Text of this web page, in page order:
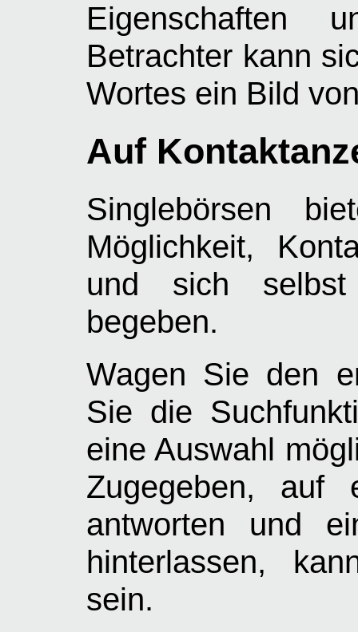
Eigenschaften
Betrachter kann
Wortes ein Bild
Auf
Singlebörsen
Möglichkeit,
und sich
begeben.
Wagen Sie den
Sie die
eine Auswahl
Zugegeben, auf
antworten und
hinterlassen,
sein.